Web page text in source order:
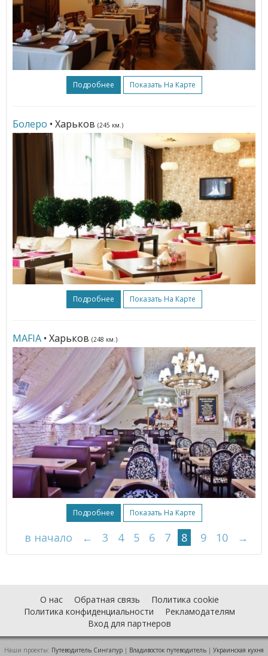
Подробнее Показать На Карте
Болеро • Харьков (245 км.)
Подробнее Показать На Карте
MAFIA • Харьков (248 км.)
Подробнее Показать На Карте
в начало ← 3 4 5 6 7 8 9 10 →
О нас Обратная связь
Политика cookie
Политика конфиденциальности
Рекламодателям
Вход для партнеров
Наши проекты: Путеводитель Сингапур | Владивосток путеводитель | Украинская кухня